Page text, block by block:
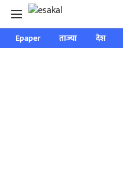
Epaper ताज्या देश